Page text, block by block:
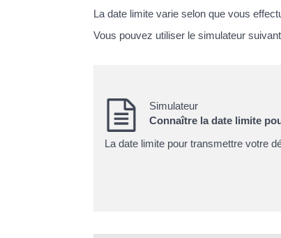
La date limite varie selon que vous
Vous pouvez utiliser le simulateur
Simulateur
Connaître la date limite
La date limite pour transmettre votre